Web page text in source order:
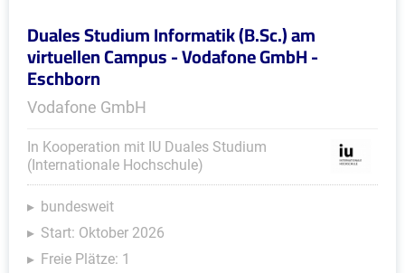
Duales Studium Informatik (B.Sc.) am
virtuellen Campus - Vodafone GmbH -
Eschborn
Vodafone GmbH
In Kooperation mit IU Duales Studium
(Internationale Hochschule)
bundesweit
Start: Oktober 2026
Freie Plätze: 1